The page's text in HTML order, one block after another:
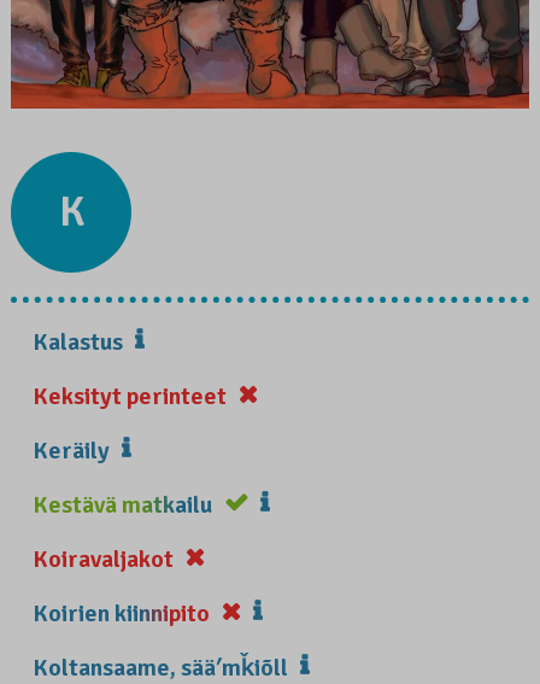
K
Kalastus
Keksityt perinteet
Keräily
Kestävä matkailu
Koiravaljakot
Koirien kiinnipito
Koltansaame, sääʹmǩiõll